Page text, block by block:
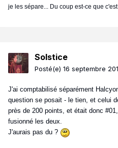
je les sépare... Du coup est-ce que
Solstice
Posté(e) 16 septembre
J'ai comptabilisé séparément
question se posait - le tien, et celui
près de 200 points, et était donc
fusionné les deux.
J'aurais pas du ?